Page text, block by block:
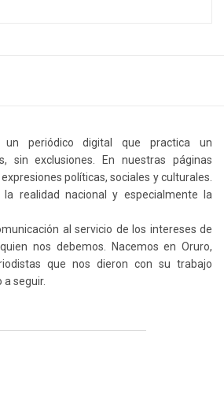
un periódico digital que practica un
sin exclusiones. En nuestras páginas
políticas, sociales y culturales.
la realidad nacional y especialmente la
al servicio de los intereses de
nos debemos. Nacemos en Oruro,
que nos dieron con su trabajo
a seguir.